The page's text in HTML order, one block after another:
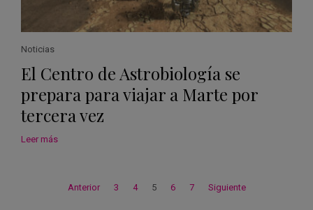
Noticias
El Centro de Astrobiología se
prepara para viajar a Marte por
tercera vez
Leer más
Anterior 3 4 5 6 7 Siguiente